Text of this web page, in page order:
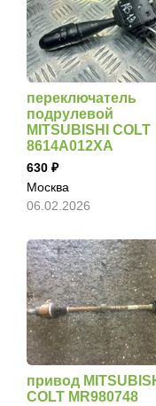
переключатель
подрулевой
MITSUBISHI COLT
8614A012XA
630
Москва
06.02.2026
привод
COLT MR980748